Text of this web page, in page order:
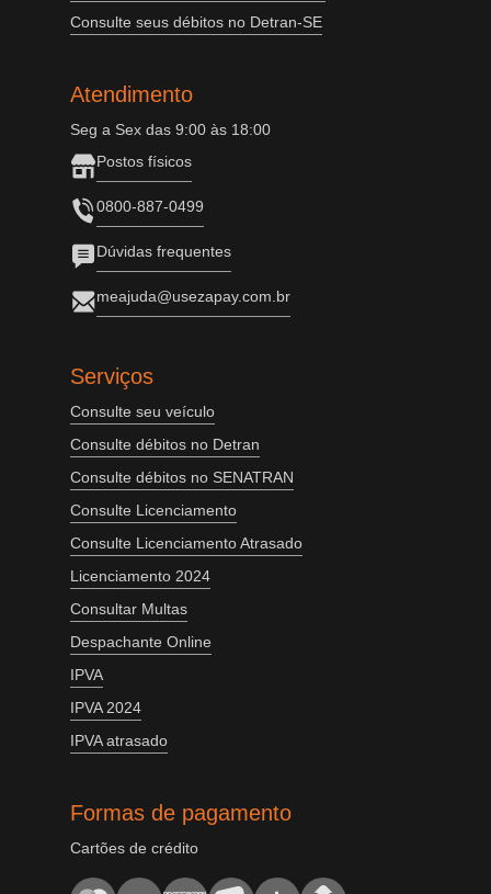
Consulte seus débitos no Detran-SE
Atendimento
Seg a Sex das 9:00 às 18:00
Postos físicos
0800-887-0499
Dúvidas frequentes
meajuda@usezapay.com.br
Serviços
Consulte seu veículo
Consulte débitos no Detran
Consulte débitos no SENATRAN
Consulte Licenciamento
Consulte Licenciamento Atrasado
Licenciamento 2024
Consultar Multas
Despachante Online
IPVA
IPVA 2024
IPVA atrasado
Formas de pagamento
Cartões de crédito